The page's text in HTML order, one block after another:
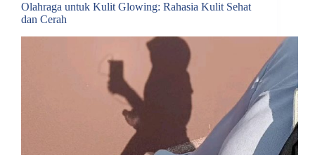
Olahraga untuk Kulit Glowing: Rahasia Kulit Sehat
dan Cerah